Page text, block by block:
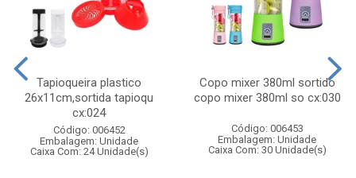
Tapioqueira plastico
26x11cm,sortida tapioqu
cx:024
Código: 006452
Embalagem: Unidade
Caixa Com: 24 Unidade(s)
Copo mixer 380ml sortido
copo mixer 380ml so cx:030
Código: 006453
Embalagem: Unidade
Caixa Com: 30 Unidade(s)